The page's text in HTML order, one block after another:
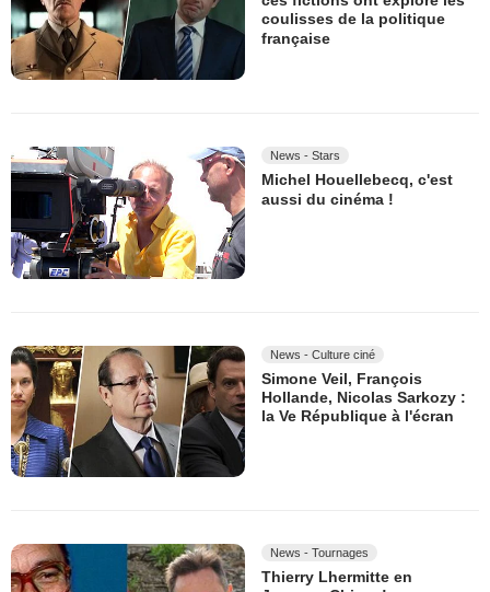
coulisses de la politique
française
News - Stars
Michel Houellebecq, c'est
aussi du cinéma !
News - Culture ciné
Simone Veil, François
Hollande, Nicolas Sarkozy :
la Ve République à l'écran
News - Tournages
Thierry Lhermitte en